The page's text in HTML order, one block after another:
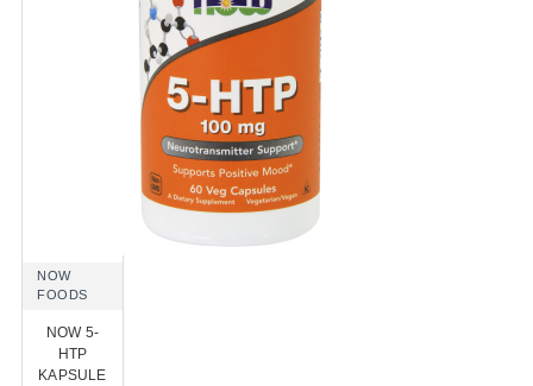
NOW
FOODS
NOW 5-
HTP
KAPSULE